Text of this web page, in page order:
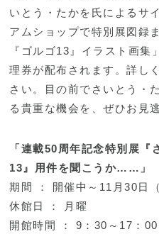
いとう・たかを氏によるサ
アムショップで特別展図録
『ゴルゴ13』イラスト画
理券が配布されます。詳し
さい。目の前でさいとう・
る貴重な機会を、ぜひお見
「連載50周年記念特別展
13』用件を聞こうか……」
期間 ： 開催中～11月30日（
休館日 ： 月曜
開館時間 ： 9：30～17：00